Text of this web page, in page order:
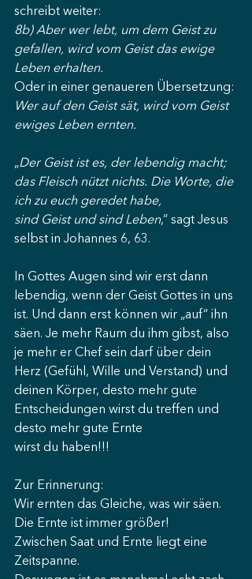
schreibt weiter:
8b) Aber wer lebt, um dem Geist zu
gefallen, wird vom Geist das ewige
Leben erhalten.
Oder in einer genaueren Übersetzung:
Wer auf den Geist sät, wird vom Geist
ewiges Leben ernten.
„Der Geist ist es, der lebendig macht;
das Fleisch nützt nichts. Die Worte, die
ich zu euch geredet habe,
sind Geist und sind Leben,“ sagt Jesus
selbst in Johannes 6, 63.
In Gottes Augen sind wir erst dann
lebendig, wenn der Geist Gottes in uns
ist. Und dann erst können wir „auf“ ihn
säen. Je mehr Raum du ihm gibst, also
je mehr er Chef sein darf über dein
Herz (Gefühl, Wille und Verstand) und
deinen Körper, desto mehr gute
Entscheidungen wirst du treffen und
desto mehr gute Ernte
wirst du haben!!!
Zur Erinnerung:
Wir ernten das Gleiche, was wir säen.
Die Ernte ist immer größer!
Zwischen Saat und Ernte liegt eine
Zeitspanne.